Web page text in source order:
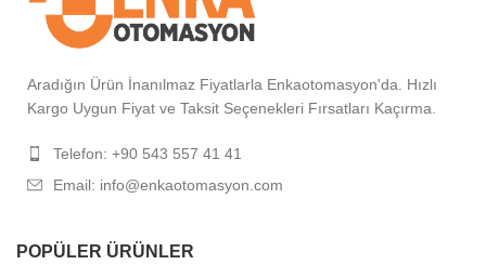
Aradığın Ürün İnanılmaz Fiyatlarla Enkaotomasyon'da. Hızlı
Kargo Uygun Fiyat ve Taksit Seçenekleri Fırsatları Kaçırma.
Telefon: +90 543 557 41 41
Email: info@enkaotomasyon.com
POPÜLER ÜRÜNLER